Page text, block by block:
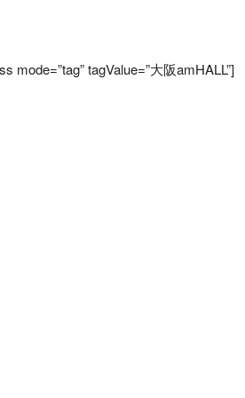
mode=”tag” tagValue=”大阪amHALL”]